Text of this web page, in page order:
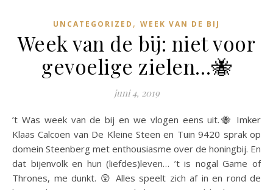
UNCATEGORIZED , WEEK VAN DE BIJ
Week van de bij: niet voor
gevoelige zielen…🐝
juni 4, 2019
’t Was week van de bij en we vlogen eens uit.🐝 Imker
Klaas Calcoen van De Kleine Steen en Tuin 9420 sprak op
domein Steenberg met enthousiasme over de honingbij. En
dat bijenvolk en hun (liefdes)leven… ’t is nogal Game of
Thrones, me dunkt. 😲 Alles speelt zich af in en rond de